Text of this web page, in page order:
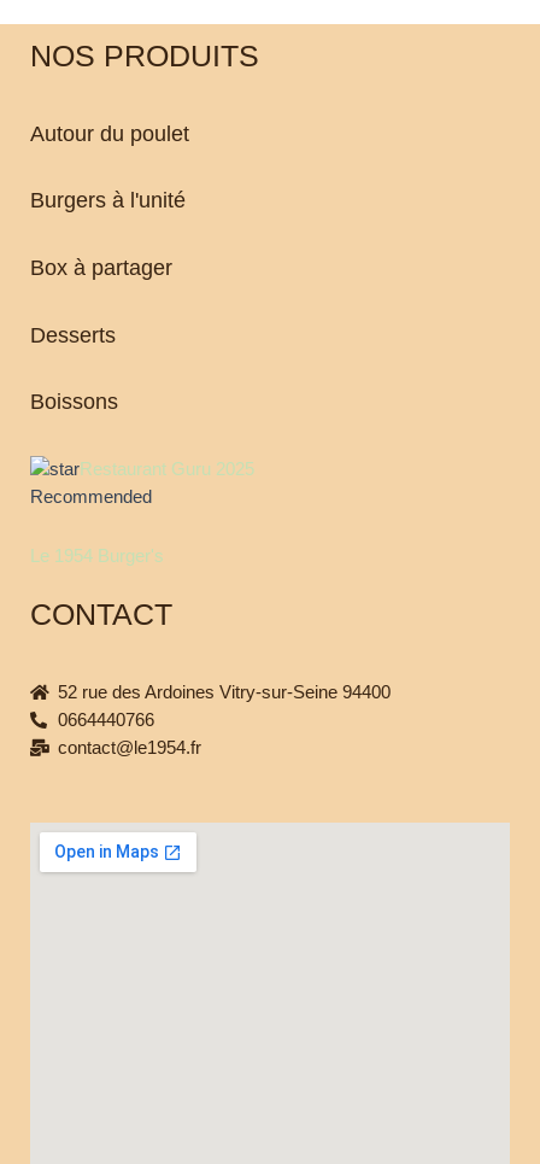
NOS PRODUITS
Autour du poulet
Burgers à l'unité
Box à partager
Desserts
Boissons
Restaurant Guru 2025
Recommended
Le 1954 Burger's
CONTACT
52 rue des Ardoines Vitry-sur-Seine 94400
0664440766
contact@le1954.fr